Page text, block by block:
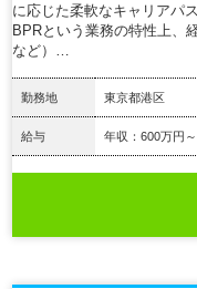
に応じた柔軟なキャリアパ
BPRという業務の特性上、
など）…
勤務地 東京都港区
給与 年収：600万円